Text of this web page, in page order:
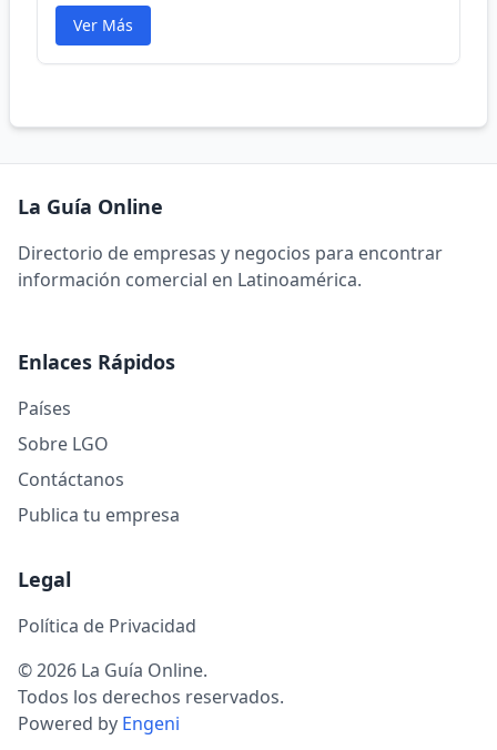
Ver Más
La Guía Online
Directorio de empresas y negocios para encontrar
información comercial en Latinoamérica.
Enlaces Rápidos
Países
Sobre LGO
Contáctanos
Publica tu empresa
Legal
Política de Privacidad
© 2026 La Guía Online.
Todos los derechos reservados.
Powered by Engeni